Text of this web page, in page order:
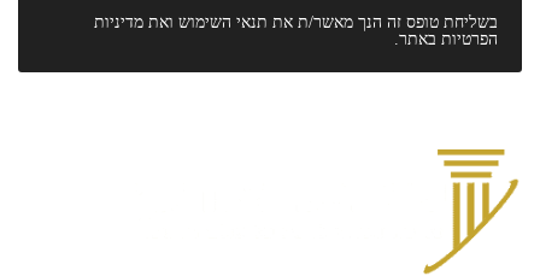
בשליחת טופס זה הנך מאשר/ת את תנאי השימוש ואת מדיניות
הפרטיות באתר.